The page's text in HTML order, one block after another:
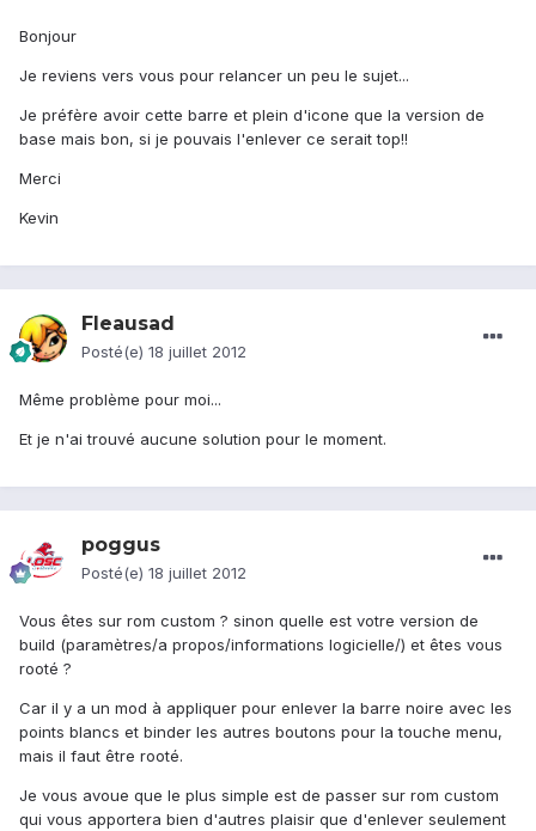
Bonjour
Je reviens vers vous pour relancer un peu le sujet...
Je préfère avoir cette barre et plein d'icone que la version de
base mais bon, si je pouvais l'enlever ce serait top!!
Merci
Kevin
Fleausad
Posté(e) 18 juillet 2012
Même problème pour moi...
Et je n'ai trouvé aucune solution pour le moment.
poggus
Posté(e) 18 juillet 2012
Vous êtes sur rom custom ? sinon quelle est votre version de
build (paramètres/a propos/informations logicielle/) et êtes vous
rooté ?
Car il y a un mod à appliquer pour enlever la barre noire avec les
points blancs et binder les autres boutons pour la touche menu,
mais il faut être rooté.
Je vous avoue que le plus simple est de passer sur rom custom
qui vous apportera bien d'autres plaisir que d'enlever seulement